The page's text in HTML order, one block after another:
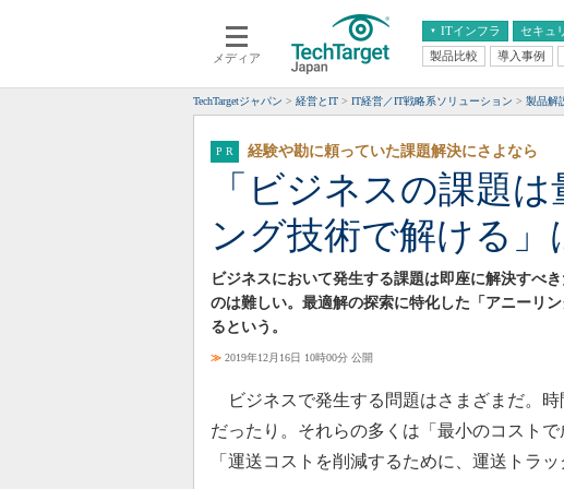
メディア
ITインフラ
クラウド
スマートモバイル
ネットワーク
システム運用管理
セキュ
エンタープライズAI
ERP
CX
情報系システム
製品比較 導入事例
TechTargetジャパン 経営とIT IT経営／IT戦略系ソリューション 製品解
「ビジネスの課題
ング技術で解ける」
経験や勘に頼っていた課題解決にさよなら
ビジネスにおいて発生する課題は即座に解決すべ
のは難しい。最適解の探索に特化した「アニーリ
るという。
≫ 2019年12月16日 10時00分 公開
ビジネスで発生する問題はさまざまだ。
だったり。それらの多くは「最小のコスト
「運送コストを削減するために、運送トラ